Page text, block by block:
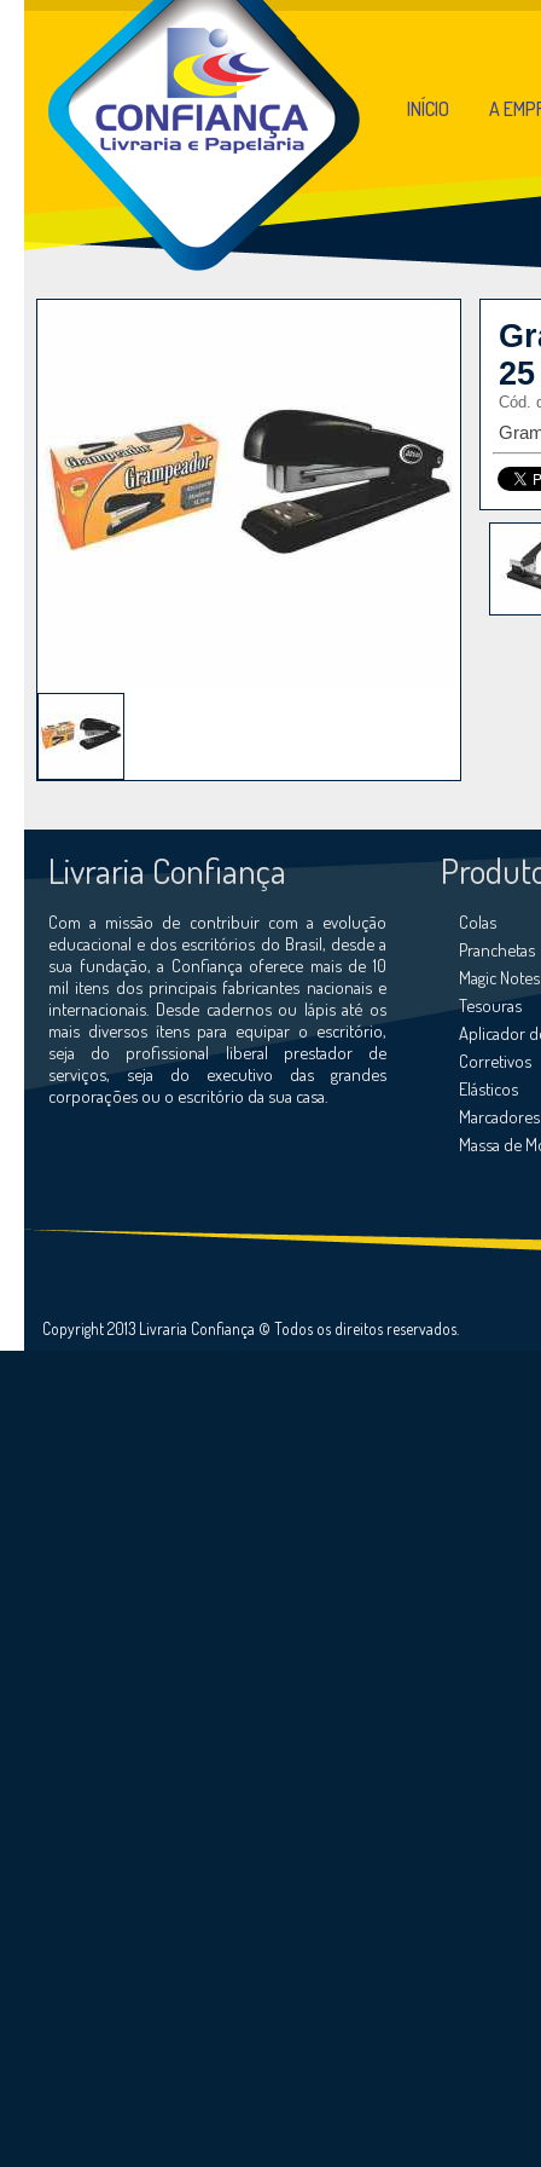
INÍCIO A
Cód.
Livraria Confiança
Com a missão de contribuir com a evolução
educacional e dos escritórios do Brasil, desde a
sua fundação, a Confiança oferece mais de 10
mil itens dos principais fabricantes nacionais e
internacionais. Desde cadernos ou lápis até os
mais diversos ítens para equipar o escritório,
seja do profissional liberal prestador de
serviços, seja do executivo das grandes
corporações ou o escritório da sua casa.
Colas
Pranchetas
Magic Notes
Tesouras
Aplicador
Corretivos
Elásticos
Marcadores
Massa de
Copyright 2013 Livraria Confiança © Todos os direitos reservados.